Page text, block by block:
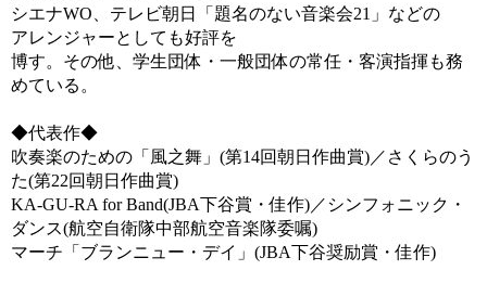
シエナWO、テレビ朝日「題名のない音楽会21」などの
アレンジャーとしても好評を
博す。その他、学生団体・一般団体の常任・客演指揮も務
めている。
◆代表作◆
吹奏楽のための「風之舞」(第14回朝日作曲賞)／さくらのう
た(第22回朝日作曲賞)
KA-GU-RA for Band(JBA下谷賞・佳作)／シンフォニック・
ダンス(航空自衛隊中部航空音楽隊委嘱)
マーチ「ブランニュー・デイ」(JBA下谷奨励賞・佳作)